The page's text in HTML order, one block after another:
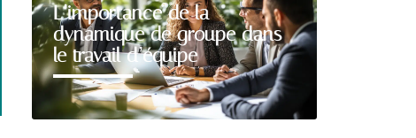
L’importance de la
dynamique de groupe dans
le travail d’équipe